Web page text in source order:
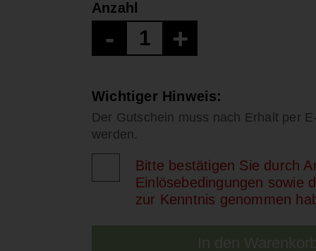
Anzahl
- +
Wichtiger Hinweis:
Der Gutschein muss nach Erhalt per
werden.
Bitte bestätigen Sie durch
Einlösebedingungen sowie
zur Kenntnis genommen